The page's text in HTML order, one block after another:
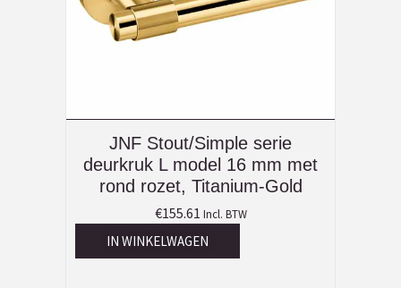
JNF Stout/Simple serie
deurkruk L model 16 mm met
rond rozet, Titanium-Gold
€155.61 Incl. BTW
IN WINKELWAGEN